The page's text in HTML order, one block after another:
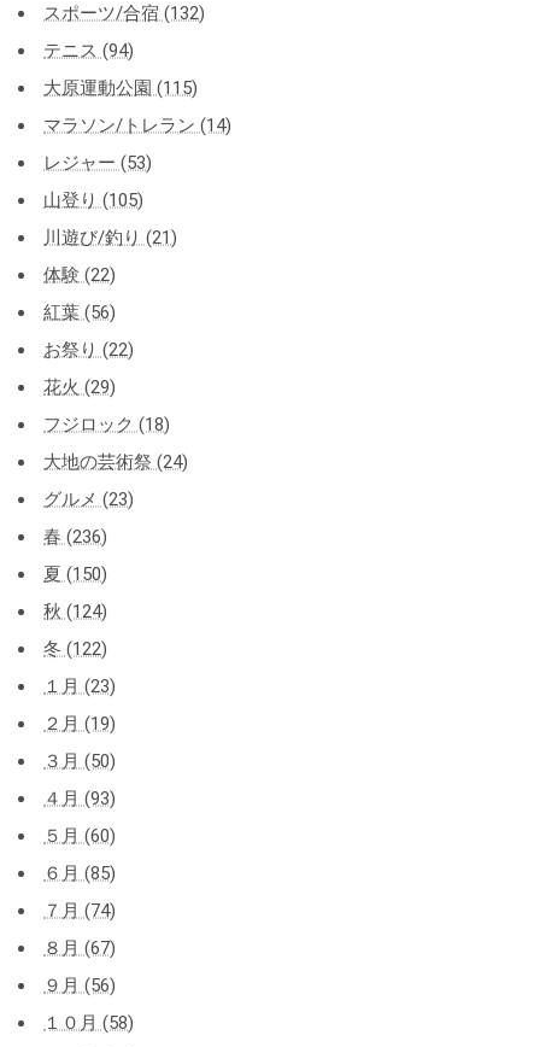
スポーツ/合宿 (132)
テニス (94)
大原運動公園 (115)
マラソン/トレラン (14)
レジャー (53)
山登り (105)
川遊び/釣り (21)
体験 (22)
紅葉 (56)
お祭り (22)
花火 (29)
フジロック (18)
大地の芸術祭 (24)
グルメ (23)
春 (236)
夏 (150)
秋 (124)
冬 (122)
１月 (23)
２月 (19)
３月 (50)
４月 (93)
５月 (60)
６月 (85)
７月 (74)
８月 (67)
９月 (56)
１０月 (58)